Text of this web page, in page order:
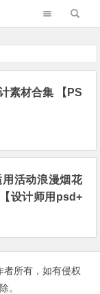
in/www/wwwroot/ziliaocangku.cn/wp-content/themes/Begin/inc/type-navigation.php
素材合集 【PS
活动浪漫烟花
设计师用psd+
者所有，如有侵权
。